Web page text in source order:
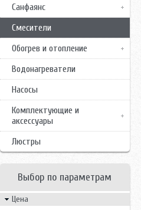
Санфаянс
Смесители
Обогрев и отопление
Водонагреватели
Насосы
Комплектующие и
аксессуары
Люстры
Выбор по параметрам
Цена